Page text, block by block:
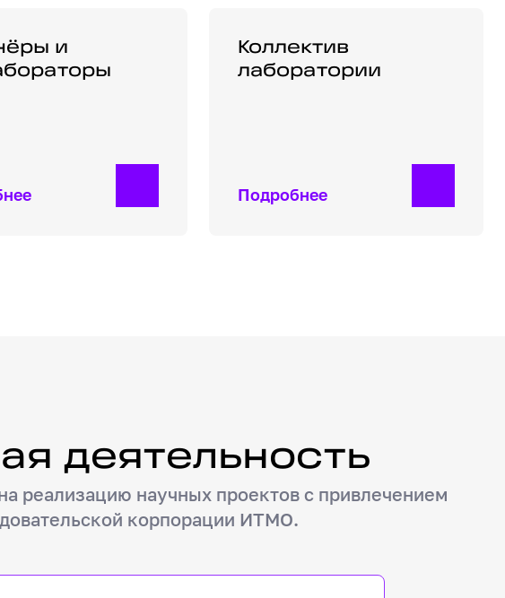
и коллабораторы
и
Коллектив лаборатории
Коллектив
лаборатории
Подробнее
деятельность
реализацию научных проектов с привлечением
корпорации ИТМО.